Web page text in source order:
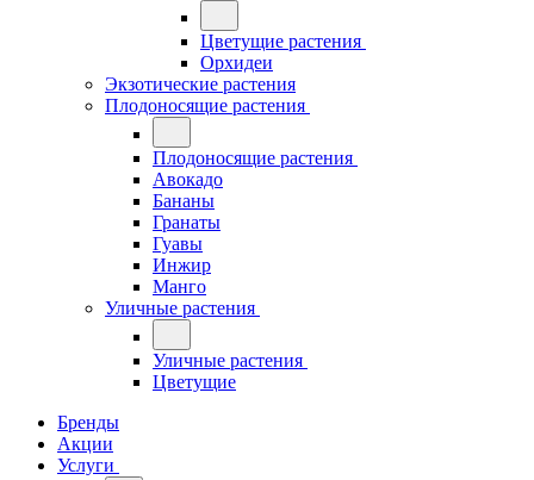
Цветущие растения
Орхидеи
Экзотические растения
Плодоносящие растения
Плодоносящие растения
Авокадо
Бананы
Гранаты
Гуавы
Инжир
Манго
Уличные растения
Уличные растения
Цветущие
Бренды
Акции
Услуги